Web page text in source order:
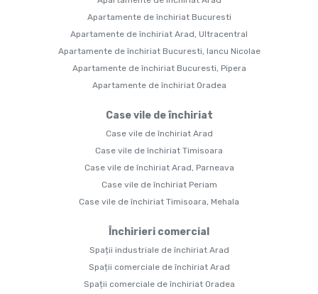
Apartamente de închiriat Bucuresti
Apartamente de închiriat Arad, Ultracentral
Apartamente de închiriat Bucuresti, Iancu Nicolae
Apartamente de închiriat Bucuresti, Pipera
Apartamente de închiriat Oradea
Case vile de închiriat
Case vile de închiriat Arad
Case vile de închiriat Timisoara
Case vile de închiriat Arad, Parneava
Case vile de închiriat Periam
Case vile de închiriat Timisoara, Mehala
Închirieri comercial
Spații industriale de închiriat Arad
Spații comerciale de închiriat Arad
Spații comerciale de închiriat Oradea